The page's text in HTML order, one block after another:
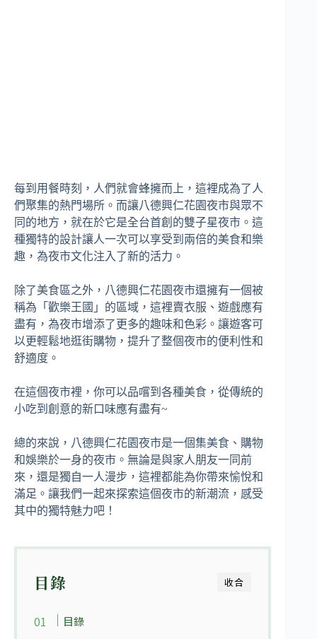
每到用餐時刻，人們就會蜂擁而上，這裡成為了人
們聚集的熱門場所。而讓八德興仁花園夜市與眾不
同的地方，就在於它是全台首創的雙子星夜市。這
種獨特的設計讓人一次可以享受到兩倍的美食和樂
趣，為夜市文化注入了新的活力。
除了美食區之外，八德興仁花園夜市還擁有一個被
稱為「歡樂王國」的區域，這裡賣衣服、遊戲應有
盡有，為夜市增添了更多的趣味和色彩。讓遊客可
以更輕鬆地逛街購物，提升了整個夜市的便利性和
舒適度。
在這個夜市裡，你可以品嚐到各種美食，從傳統的
小吃到創意的新口味應有盡有~
總的來說，八德興仁花園夜市是一個集美食、購物
和娛樂於一身的夜市。無論是與家人朋友一同前
來，還是獨自一人漫步，這裡都能為你帶來愉悅和
滿足。讓我們一起來探索這個夜市的新潮流，感受
其中的獨特魅力吧！
收合
目錄
目錄